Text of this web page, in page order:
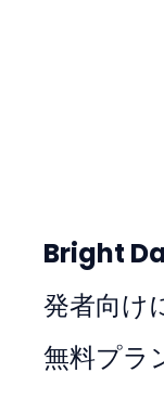
Bright
発者向け
無料プラ